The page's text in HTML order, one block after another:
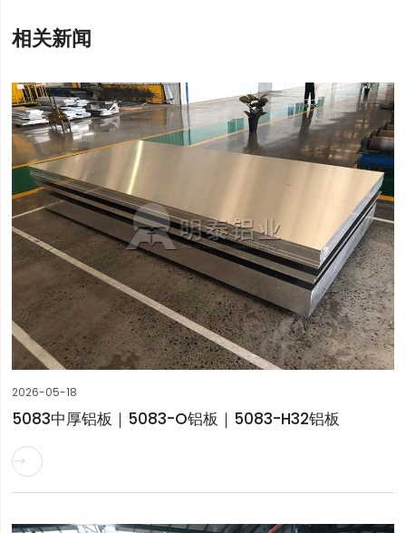
相关新闻
2026-05-18
5083中厚铝板｜5083-O铝板｜5083-H32铝板
